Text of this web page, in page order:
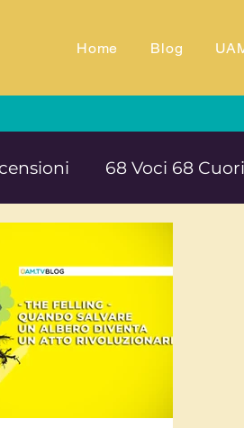
Home Blog
68 Voci 68 Cuori
sociale Equilibrio e